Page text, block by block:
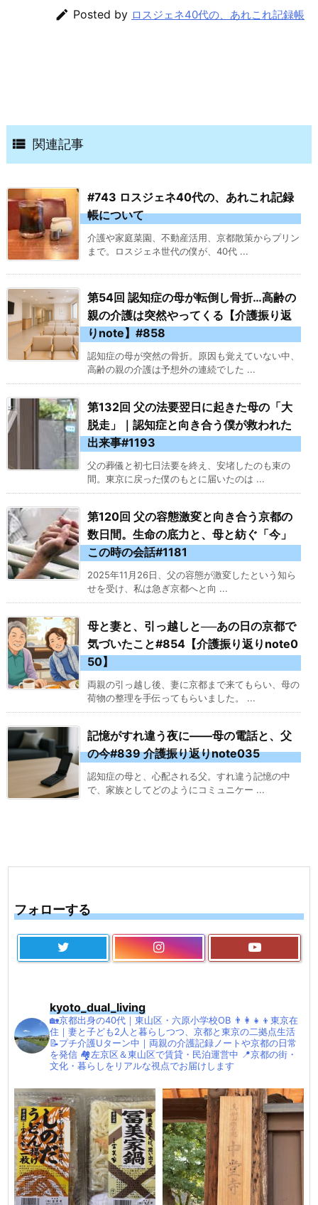
 Posted by ロスジェネ40代の、あれこれ記録帳
 関連記事
#743 ロスジェネ40代の、あれこれ記録
帳について
介護や家庭菜園、不動産活用、京都散策からプリン
まで。ロスジェネ世代の僕が、40代 ...
第54回 認知症の母が転倒し骨折…高齢の
親の介護は突然やってくる【介護振り返
りnote】#858
認知症の母が突然の骨折。原因も覚えていない中、
高齢の親の介護は予想外の連続でした ...
第132回 父の法要翌日に起きた母の「大
脱走」｜認知症と向き合う僕が救われた
出来事#1193
父の葬儀と初七日法要を終え、安堵したのも束の
間。東京に戻った僕のもとに届いたのは ...
第120回 父の容態激変と向き合う京都の
数日間。生命の底力と、母と紡ぐ「今」
この時の会話#1181
2025年11月26日、父の容態が激変したという知ら
せを受け、私は急ぎ京都へと向 ...
母と妻と、引っ越しと──あの日の京都で
気づいたこと#854【介護振り返りnote0
50】
両親の引っ越し後、妻に京都まで来てもらい、母の
荷物の整理を手伝ってもらいました。 ...
記憶がすれ違う夜に――母の電話と、父
の今#839 介護振り返りnote035
認知症の母と、心配される父。すれ違う記憶の中
で、家族としてどのようにコミュニケー ...
フォローする
kyoto_dual_living
🏡京都出身の40代｜東山区・六原小学校OB 👨‍👩‍👧‍👦東京在
住｜妻と子ども2人と暮らしつつ、京都と東京の二拠点生活
📝プチ介護Uターン中｜両親の介護記録ノートや京都の日常
を発信 🏘左京区＆東山区で賃貸・民泊運営中 📍京都の街・
文化・暮らしをリアルな視点でお届けします